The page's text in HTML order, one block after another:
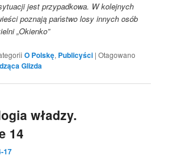
jest przypadkowa. W kolejnych
poznają państwo losy innych osób
„Okienko”
O Polskę, Publicyści |Otagowano
Glizda
władzy.
14
17